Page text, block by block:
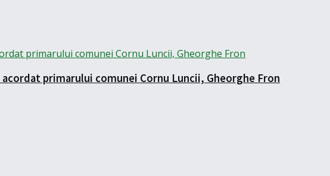
primarului comunei Cornu Luncii, Gheorghe Fron